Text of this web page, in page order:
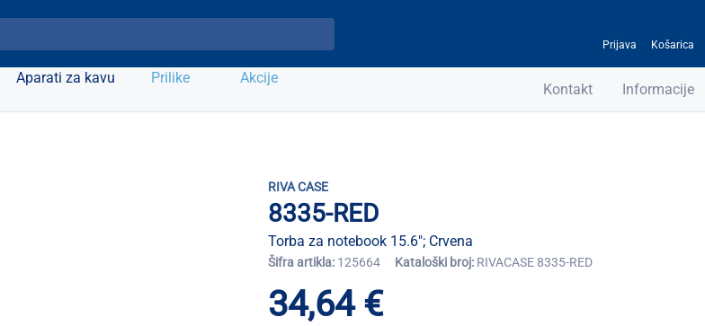
Prijava Košarica
Aparati za kavu Prilike Akcije
Kontakt Informacije
RIVA CASE
8335-RED
Torba za notebook 15.6"; Crvena
Šifra artikla: 125664 Kataloški broj: RIVACASE 8335-RED
34,64 €